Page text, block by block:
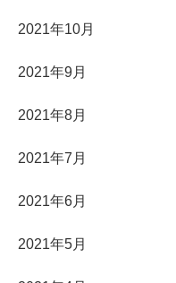
2021年10月
2021年9月
2021年8月
2021年7月
2021年6月
2021年5月